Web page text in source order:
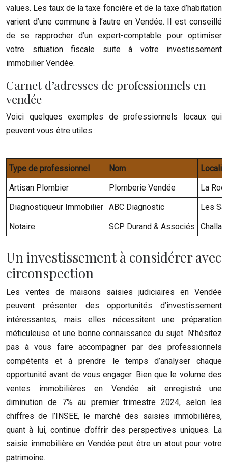
values. Les taux de la taxe foncière et de la taxe d’habitation
varient d’une commune à l’autre en Vendée. Il est conseillé
de se rapprocher d’un expert-comptable pour optimiser
votre situation fiscale suite à votre investissement
immobilier Vendée.
Carnet d’adresses de professionnels en
vendée
Voici quelques exemples de professionnels locaux qui
peuvent vous être utiles :
Type de professionnel Nom
Artisan Plombier
Plomberie Vendée
La
Diagnostiqueur Immobilier ABC Diagnostic
Les
Notaire
SCP Durand & Associés
Un investissement à considérer avec
circonspection
Les ventes de maisons saisies judiciaires en Vendée
peuvent présenter des opportunités d’investissement
intéressantes, mais elles nécessitent une préparation
méticuleuse et une bonne connaissance du sujet. N’hésitez
pas à vous faire accompagner par des professionnels
compétents et à prendre le temps d’analyser chaque
opportunité avant de vous engager. Bien que le volume des
ventes immobilières en Vendée ait enregistré une
diminution de 7% au premier trimestre 2024, selon les
chiffres de l’INSEE, le marché des saisies immobilières,
quant à lui, continue d’offrir des perspectives uniques. La
saisie immobilière en Vendée peut être un atout pour votre
patrimoine.